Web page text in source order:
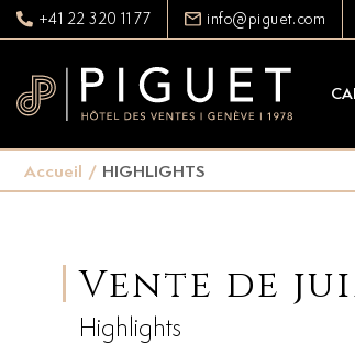
+41 22 320 11 77 info@piguet.com
Accueil / HIGHLIGHTS
Vente de
Highlights